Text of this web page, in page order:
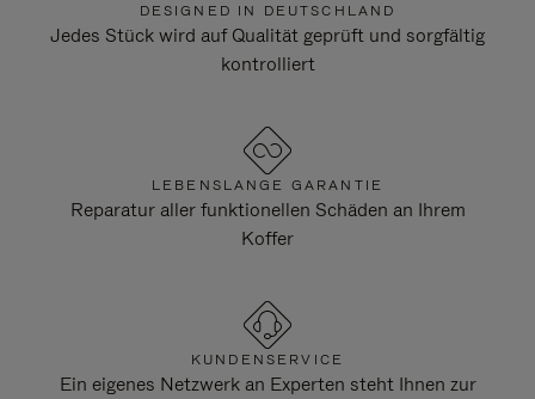
DESIGNED IN DEUTSCHLAND
Jedes Stück wird auf Qualität geprüft und sorgfältig
kontrolliert
LEBENSLANGE GARANTIE
Reparatur aller funktionellen Schäden an Ihrem
Koffer
KUNDENSERVICE
Ein eigenes Netzwerk an Experten steht Ihnen zur